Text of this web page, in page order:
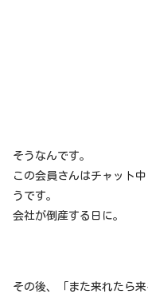
そうなんです。
この会員さんはチャット
うです。
会社が倒産する日に。
その後、「また来れたら